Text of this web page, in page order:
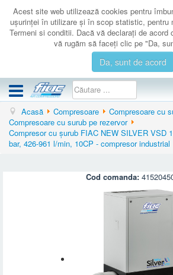
Acest site web utilizează cookies pentru
uşurinţei în utilizare şi în scop statistic, pentru
Termeni si conditii. Dacă vă declaraţi de acord
vă rugăm să faceţi clic pe "Da,
Da, sunt de acord
COMPRESOARE
ACCESORII
Acasă Compresoare
Compresoare cu
Compresoare cu surub pe rezervor
Compresor cu șurub FIAC NEW SILVER VSD
bar, 426-961 l/min, 10CP - compresor industrial
Cod comanda: